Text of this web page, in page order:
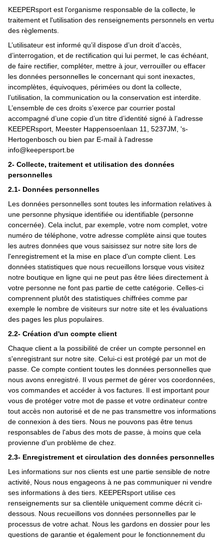
KEEPERsport est l'organisme responsable de la collecte, le
traitement et l'utilisation des renseignements personnels en vertu
des règlements.
L’utilisateur est informé qu’il dispose d’un droit d’accès,
d’interrogation, et de rectification qui lui permet, le cas échéant,
de faire rectifier, compléter, mettre à jour, verrouiller ou effacer
les données personnelles le concernant qui sont inexactes,
incomplètes, équivoques, périmées ou dont la collecte,
l’utilisation, la communication ou la conservation est interdite.
L’ensemble de ces droits s’exerce par courrier postal
accompagné d’une copie d’un titre d’identité signé à l’adresse
KEEPERsport, Meester Happensoenlaan 11, 5237JM, 's-
Hertogenbosch ou bien par E-mail à l'adresse
info@keepersport.be
2- Collecte, traitement et utilisation des données
personnelles
2.1- Données personnelles
Les données personnelles sont toutes les information relatives à
une personne physique identifiée ou identifiable (personne
concernée). Cela inclut, par exemple, votre nom complet, votre
numéro de téléphone, votre adresse complète ainsi que toutes
les autres données que vous saisissez sur notre site lors de
l'enregistrement et la mise en place d'un compte client. Les
données statistiques que nous recueillons lorsque vous visitez
notre boutique en ligne qui ne peut pas être liées directement à
votre personne ne font pas partie de cette catégorie. Celles-ci
comprennent plutôt des statistiques chiffrées comme par
exemple le nombre de visiteurs sur notre site et les évaluations
des pages les plus populaires.
2.2- Création d'un compte client
Chaque client a la possibilité de créer un compte personnel en
s'enregistrant sur notre site. Celui-ci est protégé par un mot de
passe. Ce compte contient toutes les données personnelles que
nous avons enregistré. Il vous permet de gérer vos coordonnées,
vos commandes et accéder à vos factures. Il est important pour
vous de protéger votre mot de passe et votre ordinateur contre
tout accès non autorisé et de ne pas transmettre vos informations
de connexion à des tiers. Nous ne pouvons pas être tenus
responsables de l'abus des mots de passe, à moins que cela
provienne d'un problème de chez.
2.3- Enregistrement et circulation des données personnelles
Les informations sur nos clients est une partie sensible de notre
activité, Nous nous engageons à ne pas communiquer ni vendre
ses informations à des tiers. KEEPERsport utilise ces
renseignements sur sa clientèle uniquement comme décrit ci-
dessous. Nous recueillons vos données personnelles par le
processus de votre achat. Nous les gardons en dossier pour les
questions de garantie et également pour le fonctionnement du